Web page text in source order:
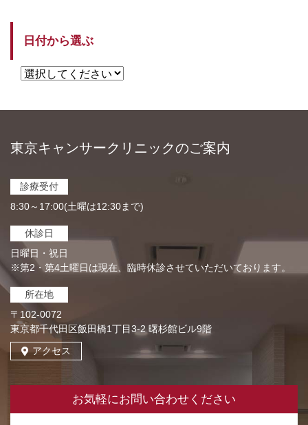
日付から選ぶ
東京キャンサークリニックのご案内
診療受付
8:30～17:00(土曜は12:30まで)
休診日
日曜日・祝日
※第2・第4土曜日は現在、臨時休診させていただいております。
所在地
〒102-0072
東京都千代田区飯田橋1丁目3-2 曙杉館ビル9階
アクセス
お気軽にお問い合わせください